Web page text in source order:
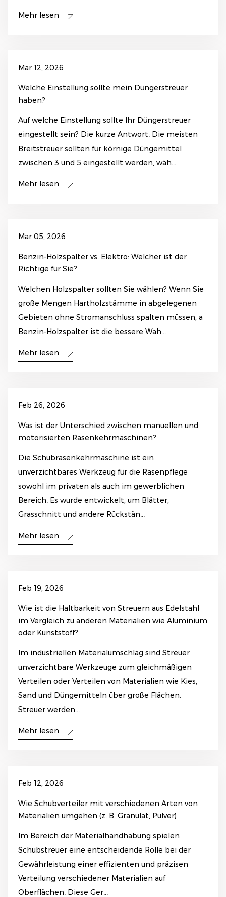
Mehr lesen
Mar 12, 2026
Welche Einstellung sollte mein Düngerstreuer
haben?
Auf welche Einstellung sollte Ihr Düngerstreuer
eingestellt sein? Die kurze Antwort: Die meisten
Breitstreuer sollten für körnige Düngemittel
zwischen 3 und 5 eingestellt werden, wäh...
Mehr lesen
Mar 05, 2026
Benzin-Holzspalter vs. Elektro: Welcher ist der
Richtige für Sie?
Welchen Holzspalter sollten Sie wählen? Wenn Sie
große Mengen Hartholzstämme in abgelegenen
Gebieten ohne Stromanschluss spalten müssen, a
Benzin-Holzspalter ist die bessere Wah...
Mehr lesen
Feb 26, 2026
Was ist der Unterschied zwischen manuellen und
motorisierten Rasenkehrmaschinen?
Die Schubrasenkehrmaschine ist ein
unverzichtbares Werkzeug für die Rasenpflege
sowohl im privaten als auch im gewerblichen
Bereich. Es wurde entwickelt, um Blätter,
Grasschnitt und andere Rückstän...
Mehr lesen
Feb 19, 2026
Wie ist die Haltbarkeit von Streuern aus Edelstahl
im Vergleich zu anderen Materialien wie Aluminium
oder Kunststoff?
Im industriellen Materialumschlag sind Streuer
unverzichtbare Werkzeuge zum gleichmäßigen
Verteilen oder Verteilen von Materialien wie Kies,
Sand und Düngemitteln über große Flächen.
Streuer werden...
Mehr lesen
Feb 12, 2026
Wie Schubverteiler mit verschiedenen Arten von
Materialien umgehen (z. B. Granulat, Pulver)
Im Bereich der Materialhandhabung spielen
Schubstreuer eine entscheidende Rolle bei der
Gewährleistung einer effizienten und präzisen
Verteilung verschiedener Materialien auf
Oberflächen. Diese Ger...